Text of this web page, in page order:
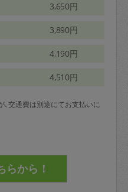
3,650円
3,890円
4,190円
4,510円
､交通費は別途にてお支払いに